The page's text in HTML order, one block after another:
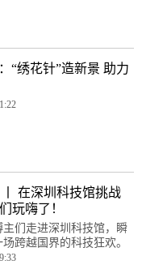
“绣花针”造新景 助力
在深圳科技馆挑战
玩嗨了！
主们走进深圳科技馆，瞬
跨越国界的科技狂欢。